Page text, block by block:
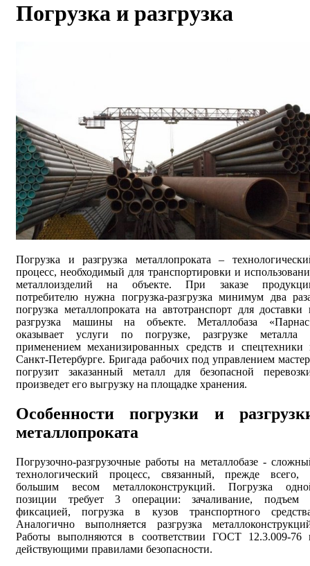
Погрузка и разгрузка
Погрузка и разгрузка металлопроката –
процесс, необходимый для транспортировки и
металлоизделий на объекте. При заказе
потребителю нужна погрузка-разгрузка минимум два
погрузка металлопроката на автотранспорт для доставки
разгрузка машины на объекте. Металлобаза
оказывает услуги по погрузке, разгрузке металла
применением механизированных средств и спецтехники
Санкт-Петербурге. Бригада рабочих под управлением
погрузит заказанный металл для безопасной
произведет его выгрузку на площадке хранения.
Особенности погрузки и
металлопроката
Погрузочно-разгрузочные работы на металлобазе -
технологический процесс, связанный, прежде всего,
большим весом металлоконструкций. Погрузка
позиции требует 3 операции: зачаливание, подъем
фиксацией, погрузка в кузов транспортного
Аналогично выполняется разгрузка
Работы выполняются в соответствии ГОСТ 12.3.009-76
действующими правилами безопасности.